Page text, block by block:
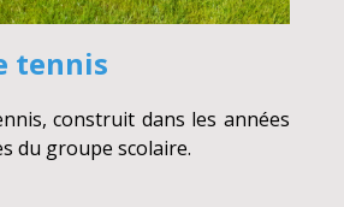
tennis
construit dans les années
du groupe scolaire.